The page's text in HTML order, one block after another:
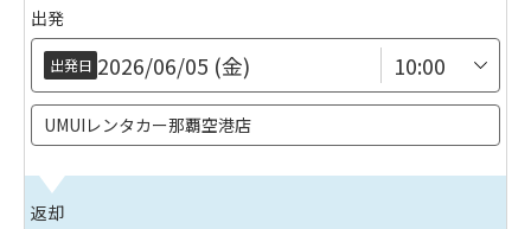
■ご予約後に届くメールからセルフチェックインを行っていないお客様は
ご利用いただけなくなる場合がございますので、お手数ですがお忘れのな
いようご注意いただけますと幸いです。
※台風、災害などにより暴風警報が発令された場合や安全確保が出来ない
場合は送迎バスの運行を停止します。予めご了承ください。
※店舗から空港までの到着時間は1時間を目処にしておりますが、時間が
上下する場合がございますので余裕を持ったご返却をお願いしておりま
出発
出発日 2026/06/05 (金)
UMUIレンタカー那覇空港店
返却